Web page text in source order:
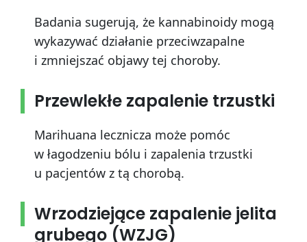
Badania sugerują, że kannabinoidy mogą
wykazywać działanie przeciwzapalne
i zmniejszać objawy tej choroby.
Przewlekłe zapalenie trzustki
Marihuana lecznicza może pomóc
w łagodzeniu bólu i zapalenia trzustki
u pacjentów z tą chorobą.
Wrzodziejące zapalenie jelita
grubego (WZJG)